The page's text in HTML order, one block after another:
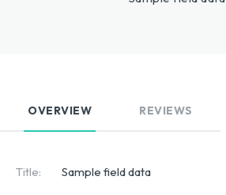
OVERVIEW REVIEWS
Title: Sample field data